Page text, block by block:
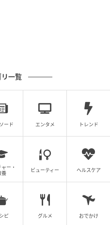
横倒しにしてみました。
カバンに入れて持ち歩く
気になりません。
リ一覧
ード エンタメ トレンド
ー・
養
ビューティー ヘルスケア
ピ グルメ おでかけ